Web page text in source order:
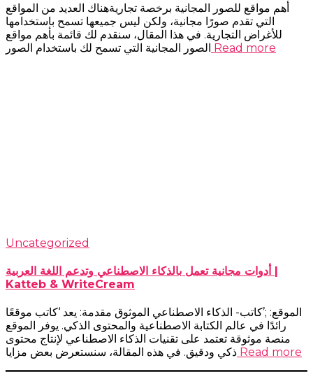
أهم مواقع للصور المجانية برخصة تجاريةهناك العديد من المواقع
التي تقدم صورًا مجانية، ولكن ليس جميعها تسمح باستخدامها
للأغراض التجارية. في هذا المقال، سنقدم لك قائمة بأهم مواقع
الصور المجانية التي تسمح لك باستخدام الصور Read more
Uncategorized
أدوات مجانية تعمل بالذكاء الاصطناعي وتدعم اللغة العربية |
Katteb & WriteCream
الموقع: ;’كاتب- الذكاء الاصطناعي الموثوق مقدمة: يعد ‘كاتب موقعًا
رائدًا في عالم الكتابة الاصطناعية والمحتوى الذكي. يوفر الموقع
منصة موثوقة تعتمد على تقنيات الذكاء الاصطناعي لإنتاج محتوى
ذكي ودقيق. في هذه المقالة، سنستعرض بعض مزايا Read more